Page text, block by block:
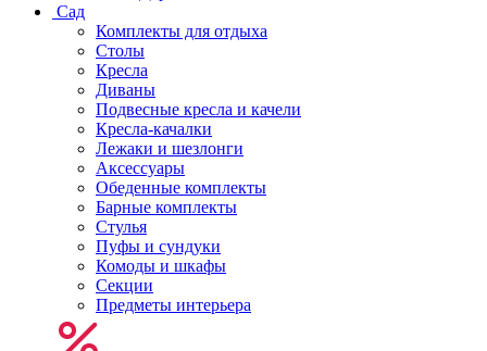
Сад
Комплекты для отдыха
Столы
Кресла
Диваны
Подвесные кресла и качели
Кресла-качалки
Лежаки и шезлонги
Аксессуары
Обеденные комплекты
Барные комплекты
Стулья
Пуфы и сундуки
Комоды и шкафы
Секции
Предметы интерьера